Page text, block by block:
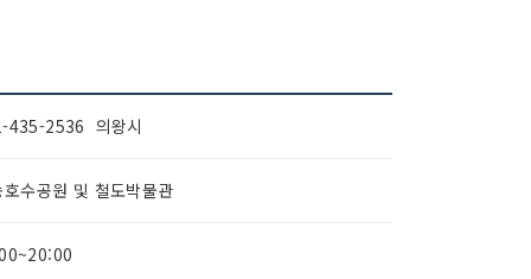
435-2536 의왕시
호수공원 및 철도박물관